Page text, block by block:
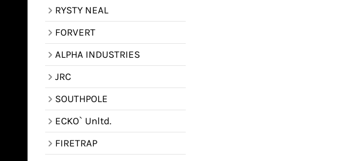
RYSTY NEAL
FORVERT
ALPHA INDUSTRIES
JRC
SOUTHPOLE
ECKO` Unltd.
FIRETRAP